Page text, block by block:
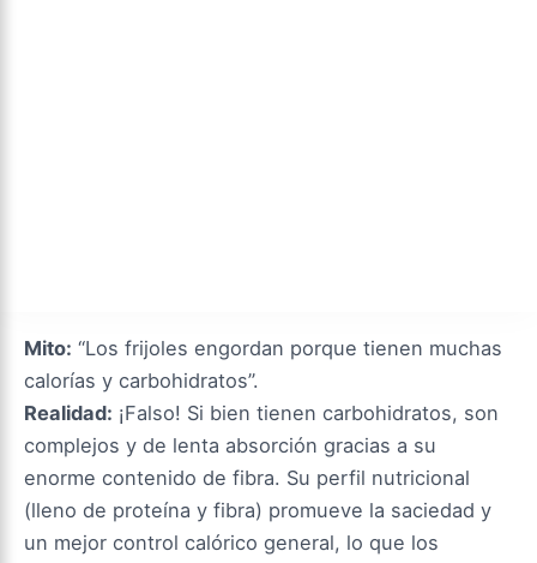
Mito: “Los frijoles engordan porque tienen muchas
calorías y carbohidratos”.
Realidad: ¡Falso! Si bien tienen carbohidratos, son
complejos y de lenta absorción gracias a su
enorme contenido de fibra. Su perfil nutricional
(lleno de proteína y fibra) promueve la saciedad y
un mejor control calórico general, lo que los